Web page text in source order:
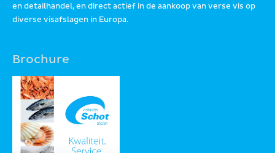
en detailhandel, en direct actief in de aankoop van verse vis op
diverse visafslagen in Europa.
Brochure